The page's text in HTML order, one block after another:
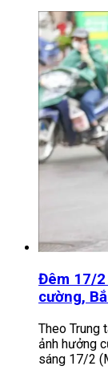
Đêm 17/
cường,
Theo Trung
ảnh hưởng
sáng 17/2